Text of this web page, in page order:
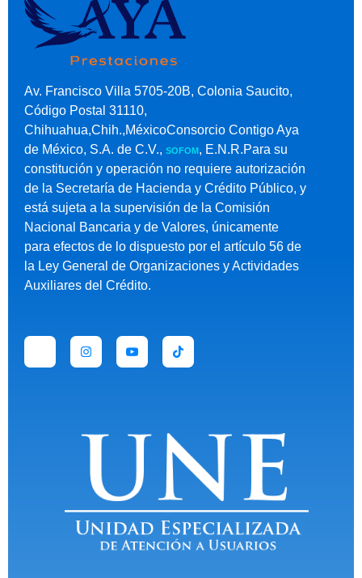
Av. Francisco Villa 5705-20B, Colonia Saucito,
Código Postal 31110,
Chihuahua,Chih.,MéxicoConsorcio Contigo Aya
de México, S.A. de C.V., SOFOM, E.N.R.Para su
constitución y operación no requiere autorización
de la Secretaría de Hacienda y Crédito Público, y
está sujeta a la supervisión de la Comisión
Nacional Bancaria y de Valores, únicamente
para efectos de lo dispuesto por el artículo 56 de
la Ley General de Organizaciones y Actividades
Auxiliares del Crédito.